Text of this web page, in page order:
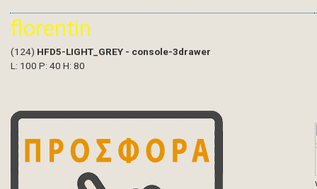
florentin
(124) HFD5-LIGHT_GREY - console-3drawer
L: 100 P: 40 H: 80